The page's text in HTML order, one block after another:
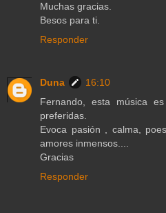
Muchas gracias.
Besos para ti.
Responder
Duna
16:10
Fernando, esta música
preferidas.
Evoca pasión , calma,
amores inmensos....
Gracias
Responder